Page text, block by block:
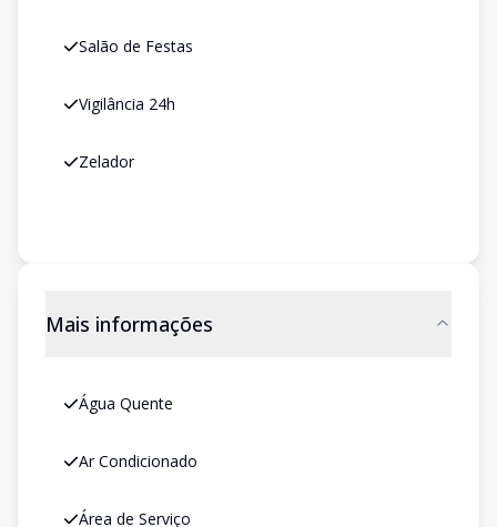
Salão de Festas
Vigilância 24h
Zelador
Mais informações
Água Quente
Ar Condicionado
Área de Serviço